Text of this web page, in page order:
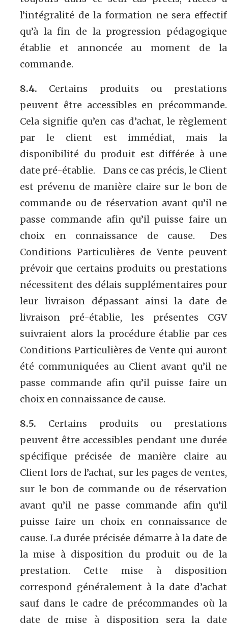
l’intégralité de la formation ne sera effectif
qu’à la fin de la progression pédagogique
établie et annoncée au moment de la
commande.
8.4. Certains produits ou prestations
peuvent être accessibles en précommande.
Cela signifie qu’en cas d’achat, le règlement
par le client est immédiat, mais la
disponibilité du produit est différée à une
date pré-établie. Dans ce cas précis, le Client
est prévenu de manière claire sur le bon de
commande ou de réservation avant qu’il ne
passe commande afin qu’il puisse faire un
choix en connaissance de cause. Des
Conditions Particulières de Vente peuvent
prévoir que certains produits ou prestations
nécessitent des délais supplémentaires pour
leur livraison dépassant ainsi la date de
livraison pré-établie, les présentes CGV
suivraient alors la procédure établie par ces
Conditions Particulières de Vente qui auront
été communiquées au Client avant qu’il ne
passe commande afin qu’il puisse faire un
choix en connaissance de cause.
8.5. Certains produits ou prestations
peuvent être accessibles pendant une durée
spécifique précisée de manière claire au
Client lors de l’achat, sur les pages de ventes,
sur le bon de commande ou de réservation
avant qu’il ne passe commande afin qu’il
puisse faire un choix en connaissance de
cause. La durée précisée démarre à la date de
la mise à disposition du produit ou de la
prestation. Cette mise à disposition
correspond généralement à la date d’achat
sauf dans le cadre de précommandes où la
date de mise à disposition sera la date